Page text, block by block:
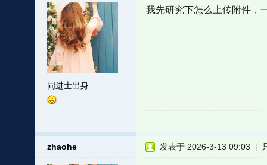
同进士出身
我先研究下怎么上传附件
zhaohe 发表于 2026-3-13 09:03 |